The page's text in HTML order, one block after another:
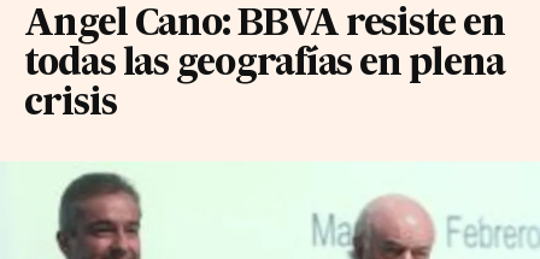
Angel Cano: BBVA resiste en
todas las geografías en plena
crisis